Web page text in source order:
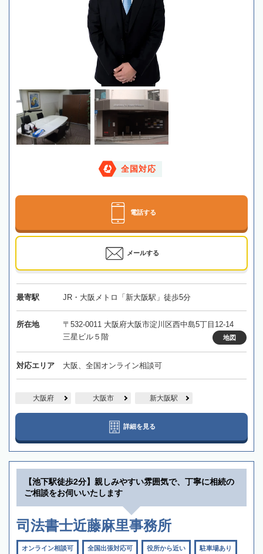
全国対応
電話する
メールする
最寄駅 JR・大阪メトロ「新大阪駅」徒歩5分
所在地
〒532-0011 大阪府大阪市淀川区西中島5丁目12-14
三星ビル５階
地図
対応エリア 大阪、全国オンライン相談可
大阪府 大阪市 新大阪駅
詳細を見る
【池下駅徒歩2分】親しみやすい雰囲気で、丁寧に相続の
ご相談をお伺いいたします
司法書士近藤麻里事務所
オンライン相談可 全国出張対応可 役所から近い 駐車場あり